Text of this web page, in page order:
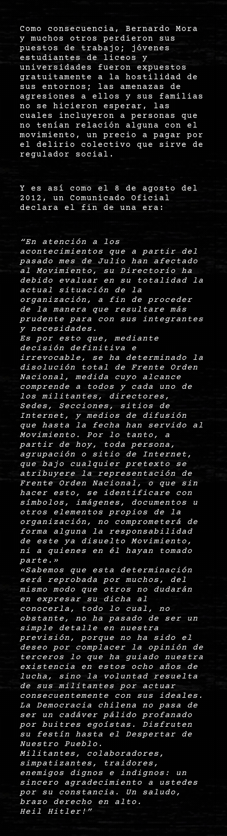
Como consecuencia, Bernardo Mora
y muchos otros perdieron sus
puestos de trabajo; jóvenes
estudiantes de liceos y
universidades fueron expuestos
gratuitamente a la hostilidad de
sus entornos; las amenazas de
agresiones a ellos y sus familias
no se hicieron esperar, las
cuales incluyeron a personas que
no tenían relación alguna con el
movimiento, un precio a pagar por
el delirio colectivo que sirve de
regulador social.
Y es así como el 8 de agosto del
2012, un Comunicado Oficial
declara el fin de una era:
“En atención a los
acontecimientos que a partir del
pasado mes de Julio han afectado
al Movimiento, su Directorio ha
debido evaluar en su totalidad la
actual situación de la
organización, a fin de proceder
de la manera que resultare más
prudente para con sus integrantes
y necesidades.
Es por esto que, mediante
decisión definitiva e
irrevocable, se ha determinado la
disolución total de Frente Orden
Nacional, medida cuyo alcance
comprende a todos y cada uno de
los militantes, directores,
Sedes, Secciones, sitios de
Internet, y medios de difusión
que hasta la fecha han servido al
Movimiento. Por lo tanto, a
partir de hoy, toda persona,
agrupación o sitio de Internet,
que bajo cualquier pretexto se
atribuyere la representación de
Frente Orden Nacional, o que sin
hacer esto, se identificare con
símbolos, imágenes, documentos u
otros elementos propios de la
organización, no comprometerá de
forma alguna la responsabilidad
de este ya disuelto Movimiento,
ni a quienes en él hayan tomado
parte.»
«Sabemos que esta determinación
será reprobada por muchos, del
mismo modo que otros no dudarán
en expresar su dicha al
conocerla, todo lo cual, no
obstante, no ha pasado de ser un
simple detalle en nuestra
previsión, porque no ha sido el
deseo por complacer la opinión de
terceros lo que ha guiado nuestra
existencia en estos ocho años de
lucha, sino la voluntad resuelta
de sus militantes por actuar
consecuentemente con sus ideales.
La Democracia chilena no pasa de
ser un cadáver pálido profanado
por buitres egoístas. Disfruten
su festín hasta el Despertar de
Nuestro Pueblo.
Militantes, colaboradores,
simpatizantes, traidores,
enemigos dignos e indignos: un
sincero agradecimiento a ustedes
por su constancia. Un saludo,
brazo derecho en alto.
Heil Hitler!”